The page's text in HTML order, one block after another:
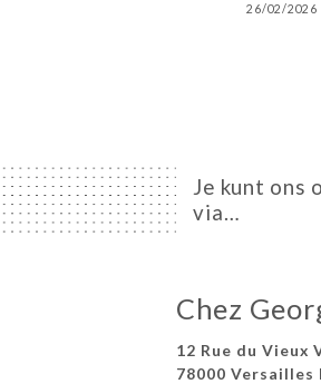
26/02/2026
Je kunt ons
via…
Chez
12 Rue du Vieux
78000 Versailles